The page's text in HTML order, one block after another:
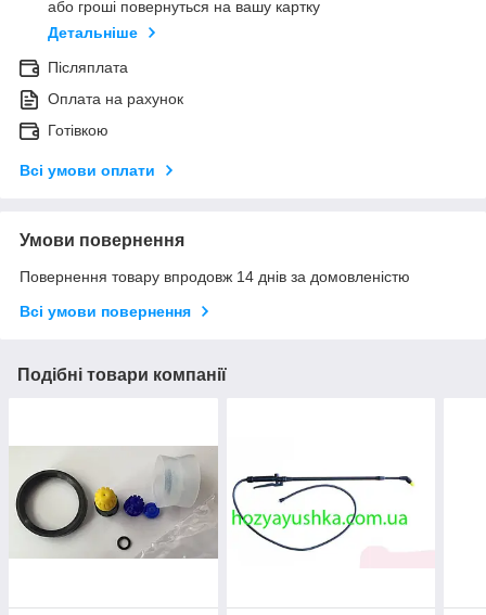
або гроші повернуться на вашу картку
Детальніше
Післяплата
Оплата на рахунок
Готівкою
Всі умови оплати
Умови повернення
Повернення товару впродовж 14 днів за домовленістю
Всі умови повернення
Подібні товари компанії